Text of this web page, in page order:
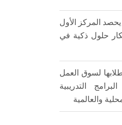
المركز الأول
حلول ذكية في
لسوق العمل
التدريبية
والعالمية